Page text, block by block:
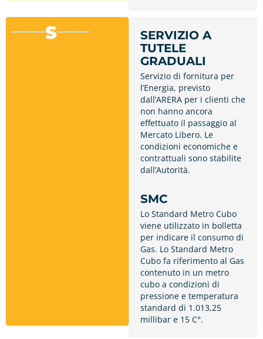
S
SERVIZIO A
TUTELE
GRADUALI
Servizio di fornitura per
l’Energia, previsto
dall’ARERA per i clienti che
non hanno ancora
effettuato il passaggio al
Mercato Libero. Le
condizioni economiche e
contrattuali sono stabilite
dall’Autorità.
SMC
Lo Standard Metro Cubo
viene utilizzato in bolletta
per indicare il consumo di
Gas. Lo Standard Metro
Cubo fa riferimento al Gas
contenuto in un metro
cubo a condizioni di
pressione e temperatura
standard di 1.013,25
millibar e 15 C°.